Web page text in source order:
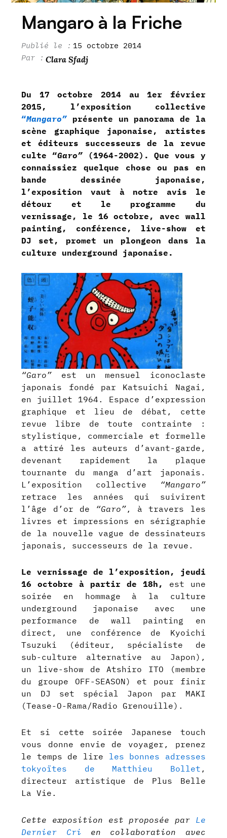
Mangaro à la Friche
15 octobre 2014
Clara Sfadj
Du 17 octobre 2014 au 1er février
2015, l’exposition collective
“Mangaro” présente un panorama de la
scène graphique japonaise, artistes
et éditeurs successeurs de la revue
culte “Garo” (1964-2002). Que vous y
connaissiez quelque chose ou pas en
bande dessinée japonaise,
l’exposition vaut à notre avis le
détour et le programme du
vernissage, le 16 octobre, avec wall
painting, conférence, live-show et
DJ set, promet un plongeon dans la
culture underground japonaise.
“Garo” est un mensuel iconoclaste
japonais fondé par Katsuichi Nagai,
en juillet 1964. Espace d’expression
graphique et lieu de débat, cette
revue libre de toute contrainte :
stylistique, commerciale et formelle
a attiré les auteurs d’avant-garde,
devenant rapidement la plaque
tournante du manga d’art japonais.
L’exposition collective
“Mangaro”
retrace les années qui suivirent
l’âge d’or de “Garo” , à travers les
livres et impressions en sérigraphie
de la nouvelle vague de dessinateurs
japonais, successeurs de la revue.
Le vernissage de l’exposition, jeudi
16 octobre à partir de 18h,
est une
soirée en hommage à la culture
underground japonaise avec une
performance de wall painting en
direct, une conférence de Kyoichi
Tsuzuki (éditeur, spécialiste de
sub-culture alternative au Japon),
un live-show de Atshiro ITO (membre
du groupe OFF-SEASON) et pour finir
un DJ set spécial Japon par MAKI
(Tease-O-Rama/Radio Grenouille).
Et si cette soirée Japanese touch
vous donne envie de voyager, prenez
le temps de lire les bonnes adresses
tokyoïtes de Matthieu Bollet ,
directeur artistique de Plus Belle
La Vie.
Cette exposition est proposée par Le
Dernier Cri en collaboration avec